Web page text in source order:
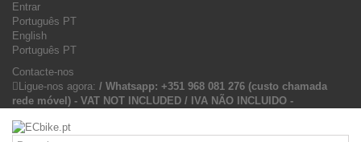
Entrar
Português PT
English
Português PT
Contacte-nos
Ligue-nos agora: / Whatsapp: +351 968 081 276 (custo chamada
rede móvel) - VAT NOT INCLUDED / IVA NÃO INCLUIDO -